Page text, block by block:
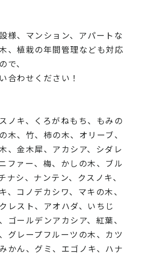
様、マンション、アパートな
、植栽の年間管理なども対応
で、
合わせください！
ノキ、くろがねもち、もみの
木、 竹、柿の木、オリーブ、
、金木犀、アカシア、 シダレ
ファー、梅、かしの木、ブル
ナシ、ナンテン、クスノキ、
、コノデカシワ、マキの木、
レスト、アオハダ、いちじ
ゴールデンアカシア、紅葉、
グレープフルーツの木、カツ
かん、グミ、 エゴノキ、ハナ